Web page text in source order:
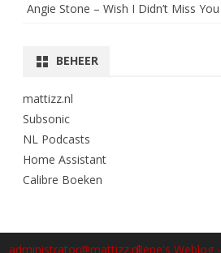
Angie Stone – Wish I Didn’t Miss You
BEHEER
mattizz.nl
Subsonic
NL Podcasts
Home Assistant
Calibre Boeken
administrator@mattizz.nlRene's Weblog -